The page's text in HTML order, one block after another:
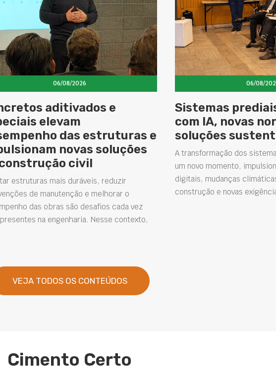
06/08/2026
aditivados e
elevam
das estruturas e
novas soluções
civil
estruturas mais duráveis, reduzir
de manutenção e melhorar o
das obras são desafios cada vez
na engenharia. Nesse contexto,
06/08/
Sistemas
com IA, novas
soluções
A transformação dos
um novo momento,
digitais, mudanças
construção e novas
VEJA TODOS OS CONTEÚDOS
Cimento Certo